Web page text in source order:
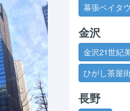
幕張ベイタ
金沢
金沢21世紀
ひがし茶屋
長野